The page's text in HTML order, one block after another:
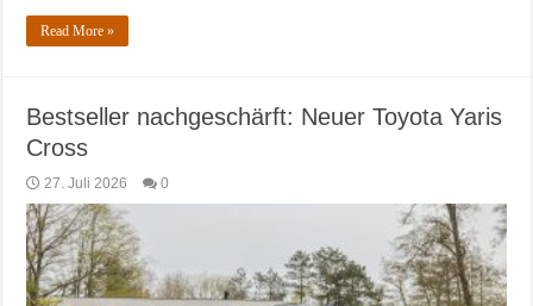
Read More »
Bestseller nachgeschärft: Neuer Toyota Yaris
Cross
27. Juli 2026 0